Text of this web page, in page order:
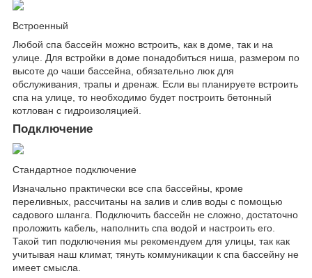
Встроенный
Любой спа бассейн можно встроить, как в доме, так и на
улице. Для встройки в доме понадобиться ниша, размером по
высоте до чаши бассейна, обязательно люк для
обслуживания, трапы и дренаж. Если вы планируете встроить
спа на улице, то необходимо будет построить бетонный
котлован с гидроизоляцией.
Подключение
Стандартное подключение
Изначально практически все спа бассейны, кроме
переливных, рассчитаны на залив и слив воды с помощью
садового шланга. Подключить бассейн не сложно, достаточно
проложить кабель, наполнить спа водой и настроить его.
Такой тип подключения мы рекомендуем для улицы, так как
учитывая наш климат, тянуть коммуникации к спа бассейну не
имеет смысла.